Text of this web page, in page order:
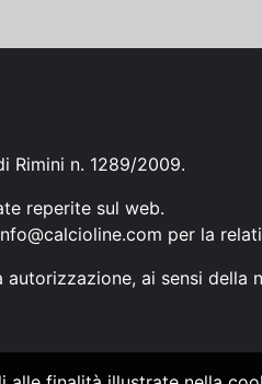
Rimini n. 1289/2009.
reperite sul web.
per la
ai sensi della